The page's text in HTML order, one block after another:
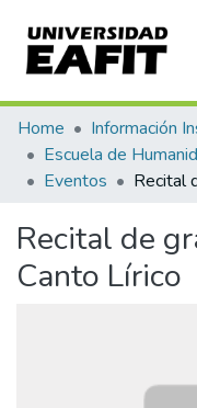
Communities &
All of DSpace
Home
Información
Escuela de
Eventos
Recital de
Canto Lírico